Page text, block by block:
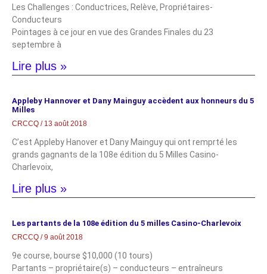
Les Challenges : Conductrices, Relève, Propriétaires-
Conducteurs
Pointages à ce jour en vue des Grandes Finales du 23
septembre à
Lire plus »
Appleby Hannover et Dany Mainguy accèdent aux honneurs du 5
Milles
CRCCQ 13 août 2018
C’est Appleby Hanover et Dany Mainguy qui ont remprté les
grands gagnants de la 108e édition du 5 Milles Casino-
Charlevoix,
Lire plus »
Les partants de la 108e édition du 5 milles Casino-Charlevoix
CRCCQ 9 août 2018
9e course, bourse $10,000 (10 tours)
Partants – propriétaire(s) – conducteurs – entraîneurs